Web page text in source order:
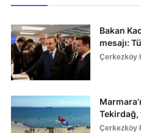
Bakan
mesajı:
Çerkezköy
Tekirdağ,
Çerkezköy